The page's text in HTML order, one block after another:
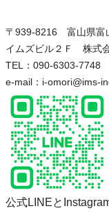
〒939-8216 富山県富
イムズビル２Ｆ 株式
TEL：090-6303-7748
e-mail：i-omori@ims-
公式LINEと